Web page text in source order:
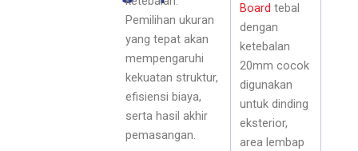
Pemilihan ukuran
yang tepat akan
mempengaruhi
kekuatan struktur,
efisiensi biaya,
serta hasil akhir
pemasangan.
Board tebal
dengan
ketebalan
20mm cocok
digunakan
untuk dinding
eksterior,
area lembap